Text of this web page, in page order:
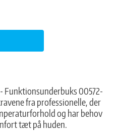
- Funktionsunderbuks 00572-
fra professionelle, der
og har behov
tæt på huden.